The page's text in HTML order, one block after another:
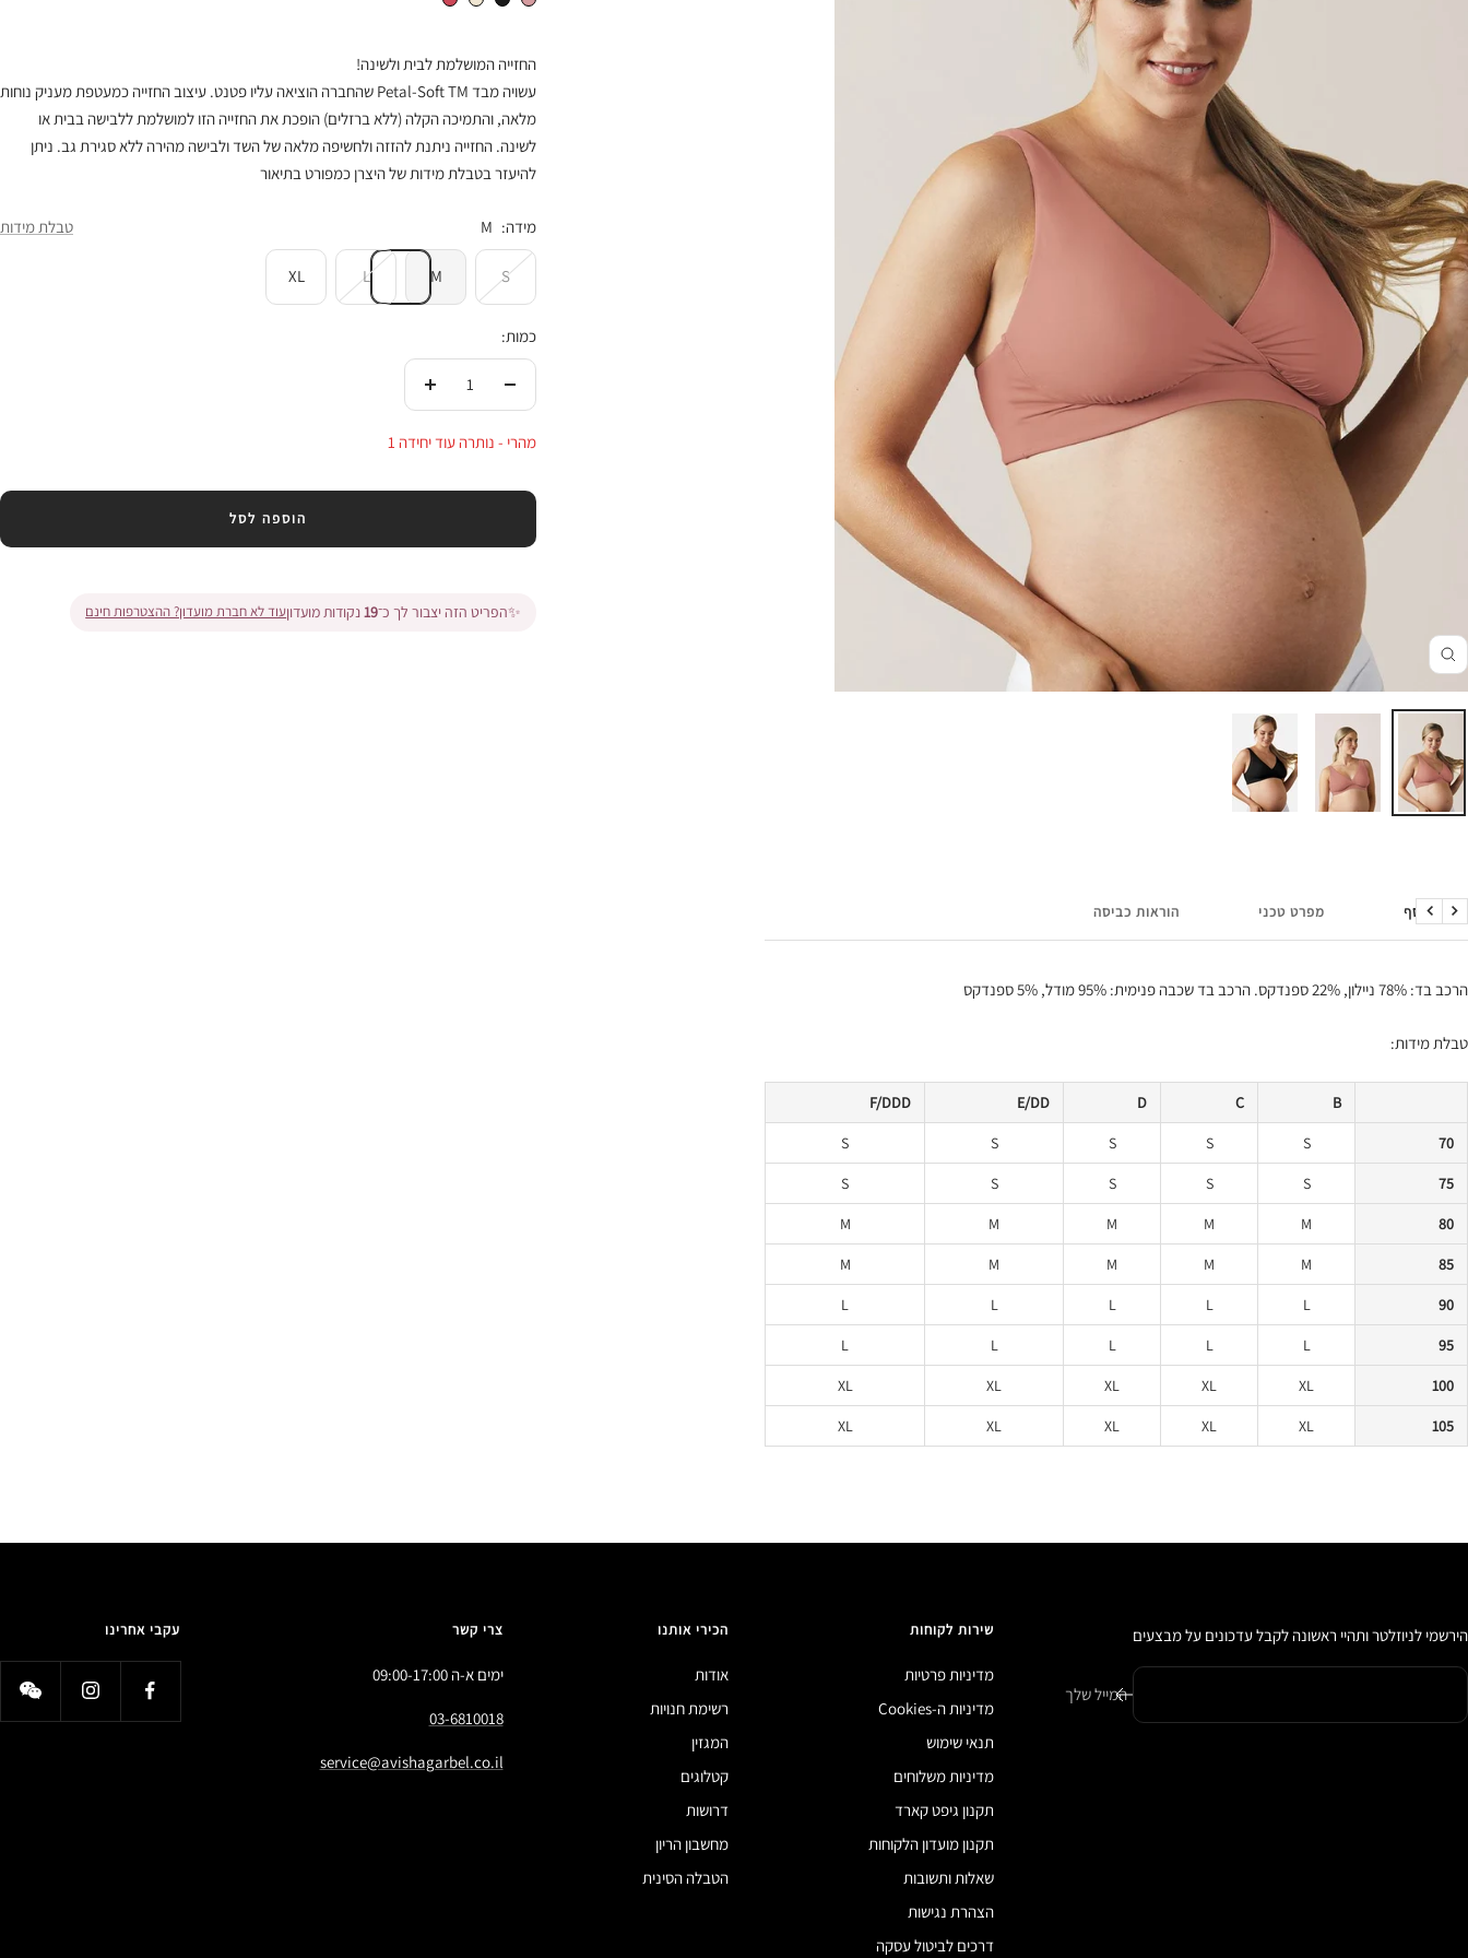
זום
החזייה המושלמת לבית ולשינה!
עשויה מבד Petal-Soft TM שהחברה הוציאה עליו פטנט. עיצוב החזייה כמעטפת מעניק נוחות
מלאה, והתמיכה הקלה (ללא ברזלים) הופכת את החזייה הזו למושלמת ללבישה בבית או
לשינה. החזייה ניתנת להזזה ולחשיפה מלאה של השד ולבישה מהירה ללא סגירת גב. ניתן
להיעזר בטבלת מידות של היצרן כמפורט בתיאור
מידה: M טבלת מידות
S
M
L
XL
כמות:
העלי
מהרי - נותרה עוד יחידה 1
הוספה לסל
✨הפריט הזה יצבור לך כ־19 נקודות מועדוןעוד לא חברת מועדון? ההצטרפות חינם
מידע נוסף מפרט טכני הוראות כביסה
הקודם
הבא
הרכב בד: 78% ניילון, 22% ספנדקס. הרכב בד שכבה פנימית: 95% מודל, 5% ספנדקס
טבלת מידות:
B
C
D
E/DD
F/DDD
70
S
S
S
S
S
75
S
S
S
S
S
80
M
M
M
M
M
85
M
M
M
M
M
90
L
L
L
L
L
95
L
L
L
L
L
100
XL
XL
XL
XL
XL
105
XL
XL
XL
XL
XL
הירשמי לניוזלטר ותהיי ראשונה לקבל עדכונים על מבצעים
המייל שלך
שירות לקוחות
מדיניות פרטיות
מדיניות ה-Cookies
תנאי שימוש
מדיניות משלוחים
תקנון גיפט קארד
תקנון מועדון הלקוחות
שאלות ותשובות
הצהרת נגישות
דרכים לביטול עסקה
הכירי אותנו
אודות
רשימת חנויות
המגזין
קטלוגים
דרושות
מחשבון הריון
הטבלה הסינית
צרי קשר
ימים א-ה 09:00-17:00
03-6810018
service@avishagarbel.co.il
עקבי אחרינו